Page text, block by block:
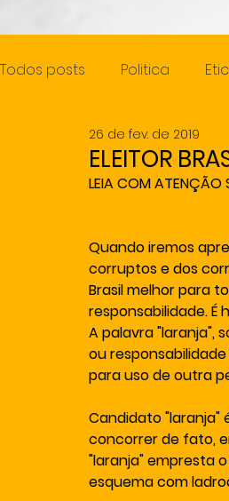
Todos posts Politica
Cidadania Juventude
ELEITOR
26 de fev. de 2019
LEIA COM ATENÇÃO
Quando iremos
corruptos e dos
Brasil melhor para
responsabilidade. É
A palavra "laranja",
ou
para uso de outra
Candidato "laranja"
concorrer de fato,
"laranja" empresta
esquema com